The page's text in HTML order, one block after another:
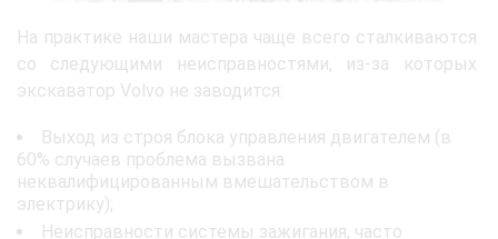
На практике наши мастера чаще всего сталкиваются
со следующими неисправностями, из-за которых
экскаватор Volvo не заводится:
Выход из строя блока управления двигателем (в
60% случаев проблема вызвана
неквалифицированным вмешательством в
электрику);
Неисправности системы зажигания, часто